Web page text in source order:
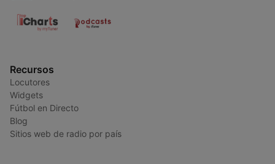
Recursos
Locutores
Widgets
Fútbol en Directo
Blog
Sitios web de radio por país